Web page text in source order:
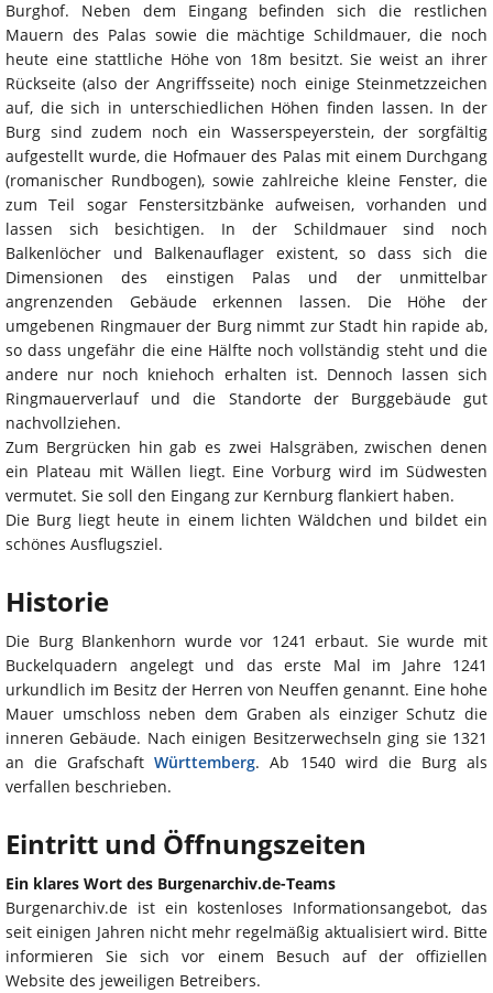
Burghof. Neben dem Eingang befinden sich die restlichen
Mauern des Palas sowie die mächtige Schildmauer, die noch
heute eine stattliche Höhe von 18m besitzt. Sie weist an ihrer
Rückseite (also der Angriffsseite) noch einige Steinmetzzeichen
auf, die sich in unterschiedlichen Höhen finden lassen. In der
Burg sind zudem noch ein Wasserspeyerstein, der sorgfältig
aufgestellt wurde, die Hofmauer des Palas mit einem Durchgang
(romanischer Rundbogen), sowie zahlreiche kleine Fenster, die
zum Teil sogar Fenstersitzbänke aufweisen, vorhanden und
lassen sich besichtigen. In der Schildmauer sind noch
Balkenlöcher und Balkenauflager existent, so dass sich die
Dimensionen des einstigen Palas und der unmittelbar
angrenzenden Gebäude erkennen lassen. Die Höhe der
umgebenen Ringmauer der Burg nimmt zur Stadt hin rapide ab,
so dass ungefähr die eine Hälfte noch vollständig steht und die
andere nur noch kniehoch erhalten ist. Dennoch lassen sich
Ringmauerverlauf und die Standorte der Burggebäude gut
nachvollziehen.
Zum Bergrücken hin gab es zwei Halsgräben, zwischen denen
ein Plateau mit Wällen liegt. Eine Vorburg wird im Südwesten
vermutet. Sie soll den Eingang zur Kernburg flankiert haben.
Die Burg liegt heute in einem lichten Wäldchen und bildet ein
schönes Ausflugsziel.
Historie
Die Burg Blankenhorn wurde vor 1241 erbaut. Sie wurde mit
Buckelquadern angelegt und das erste Mal im Jahre 1241
urkundlich im Besitz der Herren von Neuffen genannt. Eine hohe
Mauer umschloss neben dem Graben als einziger Schutz die
inneren Gebäude. Nach einigen Besitzerwechseln ging sie 1321
an die GrafschaftWürttemberg. Ab 1540 wird die Burg als
verfallen beschrieben.
Eintritt und Öffnungszeiten
Ein klares Wort des Burgenarchiv.de-Teams
Burgenarchiv.de ist ein kostenloses Informationsangebot, das
seit einigen Jahren nicht mehr regelmäßig aktualisiert wird. Bitte
informieren Sie sich vor einem Besuch auf der offiziellen
Website des jeweiligen Betreibers.